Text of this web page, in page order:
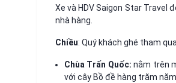
Xe và HDV Saigon Star Travel
nhà hàng.
Chiều: Quý khách ghé tham
Chùa Trấn Quốc:nằm trên
với cây Bồ đề hàng trăm